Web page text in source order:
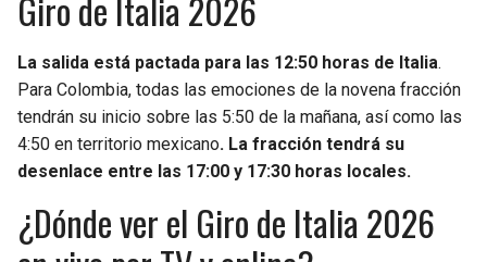
Giro de Italia 2026
La salida está pactada para las 12:50 horas de Italia.
Para Colombia, todas las emociones de la novena fracción
tendrán su inicio sobre las 5:50 de la mañana, así como las
4:50 en territorio mexicano. La fracción tendrá su
desenlace entre las 17:00 y 17:30 horas locales.
¿Dónde ver el Giro de Italia 2026